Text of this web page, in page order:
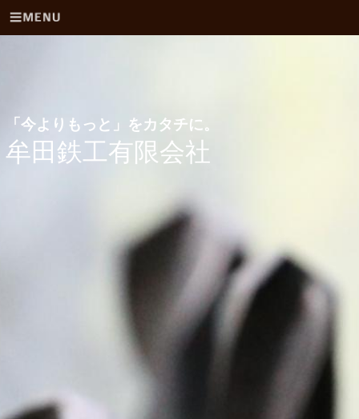
「今よりもっと」をカタチに。
牟田鉄工有限会社